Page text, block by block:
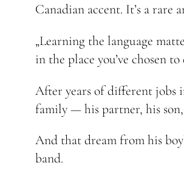
Canadian accent. It’s a
„Learning the language
in the place you’ve chosen to
After years of different jobs
family — his partner, his
And that dream from his
band.